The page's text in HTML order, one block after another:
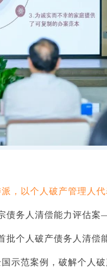
，以个人破产管理人
债务人清偿能力评估
批个人破产债务人清偿
示范案例，破解个人